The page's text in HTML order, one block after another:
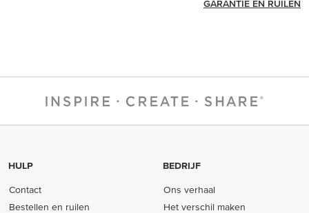
GARANTIE EN RUILEN
HULP
Contact
Bestellen en ruilen
BEDRIJF
Ons verhaal
Het verschil maken